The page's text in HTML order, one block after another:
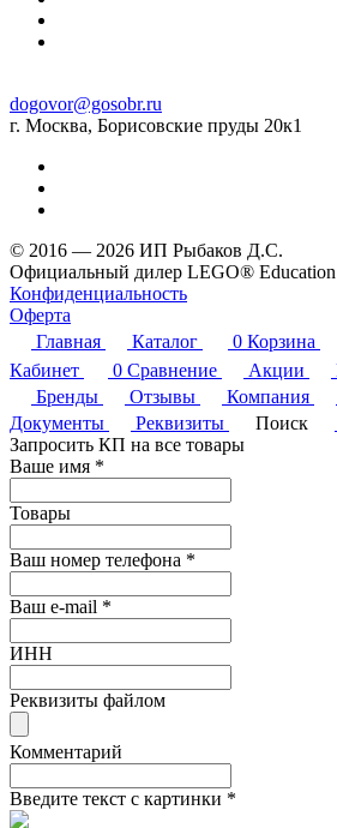
dogovor@gosobr.ru
г. Москва, Борисовские пруды 20к1
© 2016 — 2026 ИП Рыбаков Д.С.
Официальный дилер LEGO® Education
Конфиденциальность
Оферта
Главная
Каталог 0 Корзина
Кабинет
0 Сравнение Акции
Бренды
Отзывы Компания
Документы
Реквизиты Поиск
Запросить КП на все товары
Ваше имя *
Товары
Ваш номер телефона *
Ваш e-mail *
ИНН
Реквизиты файлом
Комментарий
Введите текст с картинки *